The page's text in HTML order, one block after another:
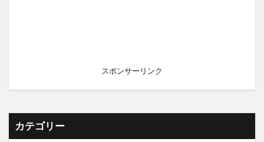
スポンサーリンク
カテゴリー